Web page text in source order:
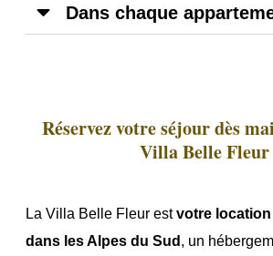
Dans chaque
Réservez votre séjour dès
Villa Belle Fleur
La Villa Belle Fleur estvotre
dans les Alpes du Sud , un